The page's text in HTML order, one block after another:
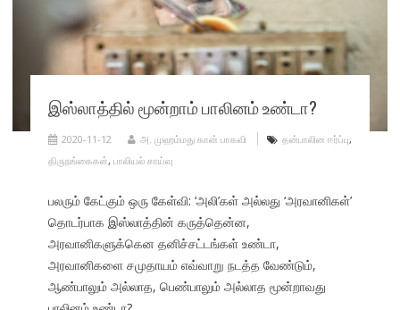
இஸ்லாத்தில் மூன்றாம் பாலினம் உண்டா?
2020-11-12 அ. முஹம்மது கான் பாகவி தன்பாலின ஈர்ப்பு,
திருநங்கைகள், பாலியல் சாய்வு
பலரும் கேட்கும் ஒரு கேள்வி: ‘அலி’கள் அல்லது ‘அரவானிகள்’
தொடர்பாக இஸ்லாத்தின் கருத்தென்ன,
அரவானிகளுக்கென தனிச்சட்டங்கள் உண்டா,
அரவானிகளை சமுதாயம் எவ்வாறு நடத்த வேண்டும்,
ஆண்பாலும் அல்லாத, பெண்பாலும் அல்லாத மூன்றாவது